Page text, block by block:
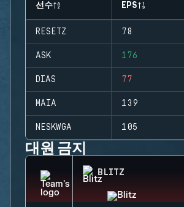
선수 EPS
RESETZ 78
ASK 176
DIAS 77
MAIA 139
NESKWGA 105
대원 금지
BLITZ